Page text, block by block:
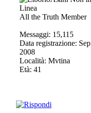
All the Truth Member
Messaggi: 15,115
Data registrazione: Sep
2008
Località: Mvtina
Età: 41